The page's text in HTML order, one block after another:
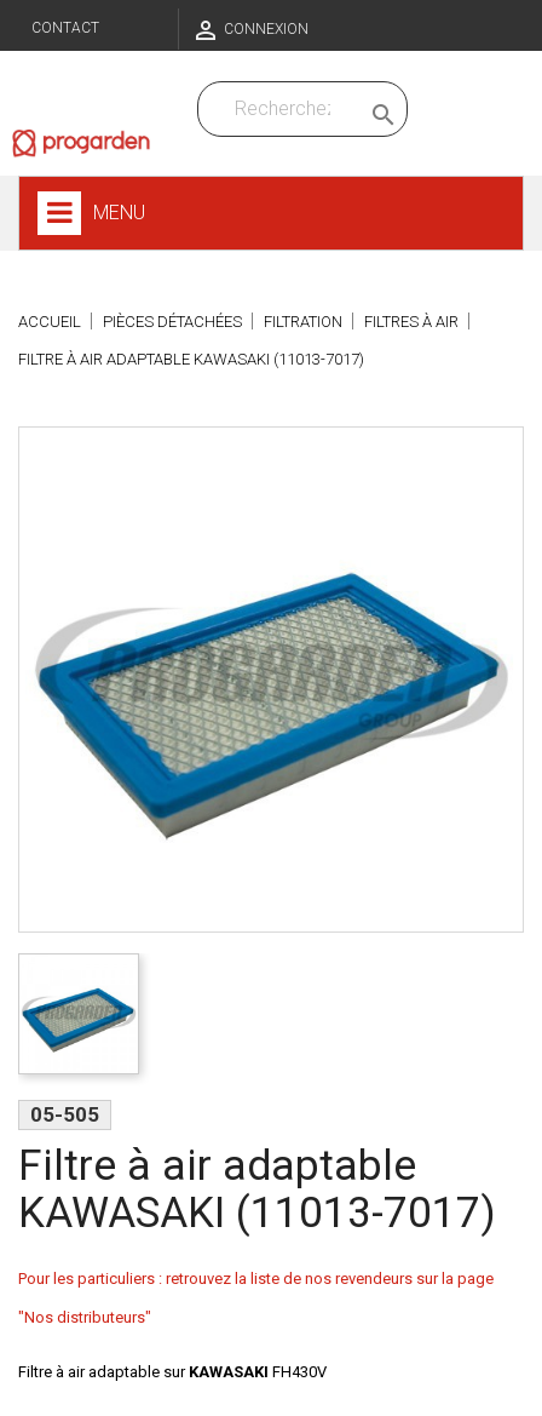
CONTACT  CONNEXION

MENU
ACCUEIL PIÈCES DÉTACHÉES FILTRATION FILTRES À AIR
FILTRE À AIR ADAPTABLE KAWASAKI (11013-7017)
05-505
Filtre à air adaptable
KAWASAKI (11013-7017)
Pour les particuliers : retrouvez la liste de nos revendeurs sur la page
"Nos distributeurs"
Filtre à air adaptable sur KAWASAKI FH430V